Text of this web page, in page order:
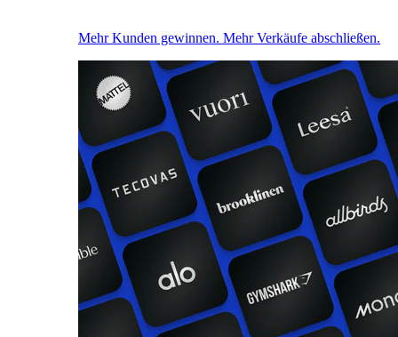
Mehr Kunden gewinnen. Mehr Verkäufe abschließen.